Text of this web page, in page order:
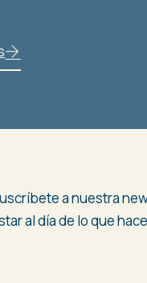
a nuestra
al día de lo que